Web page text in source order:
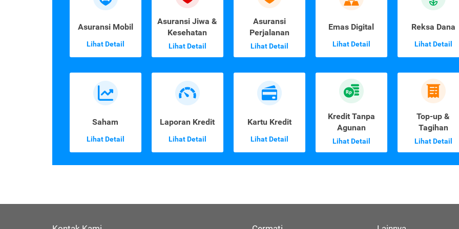
Asuransi Mobil
Lihat Detail
Asuransi Jiwa &
Kesehatan
Lihat Detail
Asuransi
Perjalanan
Lihat Detail
Emas Digital
Lihat Detail
Reksa Dana
Lihat Detail
Saham
Lihat Detail
Laporan Kredit
Lihat Detail
Kartu Kredit
Lihat Detail
Kredit Tanpa
Agunan
Lihat Detail
Top-up &
Tagihan
Lihat Detail